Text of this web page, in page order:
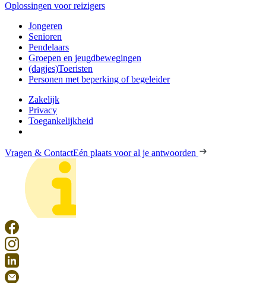
Oplossingen voor reizigers
Jongeren
Senioren
Pendelaars
Groepen en jeugdbewegingen
(dagjes)Toeristen
Personen met beperking of begeleider
Zakelijk
Privacy
Toegankelijkheid
Vragen & ContactEén plaats voor al je antwoorden